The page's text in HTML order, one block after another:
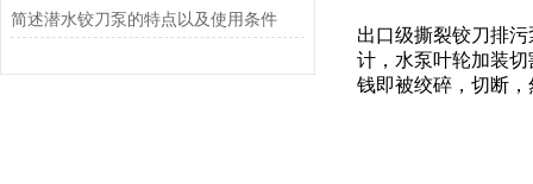
简述潜水铰刀泵的特点以及使用条件
出口级撕裂铰刀排
计，水泵叶轮加装
钱即被绞碎，切断